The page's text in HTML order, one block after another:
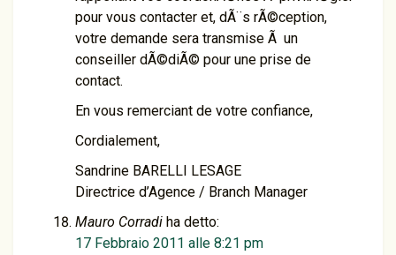
pour vous contacter et, dÃ¨s rÃ©ception,
votre demande sera transmise Ã un
conseiller dÃ©diÃ© pour une prise de
contact.
En vous remerciant de votre confiance,
Cordialement,
Sandrine BARELLI LESAGE
Directrice d’Agence / Branch Manager
Mauro Corradi ha detto:
17 Febbraio 2011 alle 8:21 pm